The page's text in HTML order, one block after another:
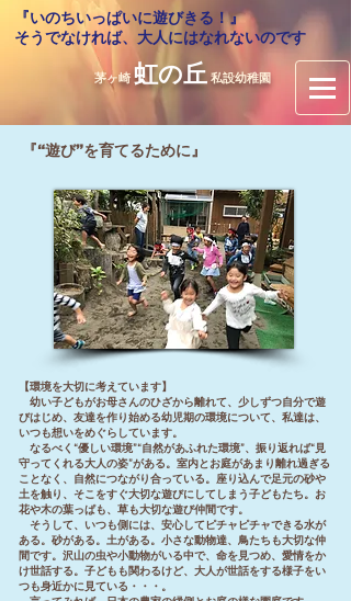
『いのちいっぱいに遊びきる！』
​そうでなければ、大人にはなれないのです
茅ヶ崎 虹の丘 私設幼稚園
『“遊び”を育てるために』
【環境を大切に考えています】
幼い子どもがお母さんのひざから離れて、少しずつ自分で遊
びはじめ、友達を作り始める幼児期の環境について、私達は、
いつも想いをめぐらしています。
なるべく“優しい環境”“自然があふれた環境”、振り返れば“見
守ってくれる大人の姿”がある。室内とお庭があまり離れ過ぎる
ことなく、自然につながり合っている。座り込んで足元の砂や
土を触り、そこをすぐ大切な遊びにしてしまう子どもたち。お
花や木の葉っぱも、草も大切な遊び仲間です。
そうして、いつも側には、安心してピチャピチャできる水が
ある。砂がある。土がある。小さな動物達、鳥たちも大切な仲
間です。沢山の虫や小動物がいる中で、命を見つめ、愛情をか
け世話する。子どもも関わるけど、大人が世話をする様子をい
つも身近かに見ている・・・。